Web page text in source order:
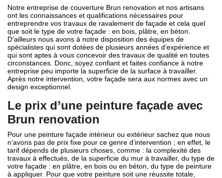
Notre entreprise de couverture Brun renovation et nos artisans
ont les connaissances et qualifications nécessaires pour
entreprendre vos travaux de ravalement de façade et cela quel
que soit le type de votre façade : en bois, plâtre, en béton.
D’ailleurs nous avons à notre disposition des équipes de
spécialistes qui sont dotées de plusieurs années d’expérience et
qui sont aptes à vous concevoir des travaux de qualité en toutes
circonstances. Donc, soyez confiant et faites confiance à notre
entreprise peu importe la superficie de la surface à travailler.
Après notre intervention, votre façade sera aux normes avec un
design exceptionnel.
Le prix d’une peinture façade avec
Brun renovation
Pour une peinture façade intérieur ou extérieur sachez que nous
n’avons pas de prix fixe pour ce genre d’intervention ; en effet, le
tarif dépends de plusieurs choses, comme : la complexité des
travaux à effectués, de la superficie du mur à travailler, du type de
votre façade : en plâtre, en bois ou en béton, du type de peinture
à appliquer. Pour que votre peinture soit une réussite totale,